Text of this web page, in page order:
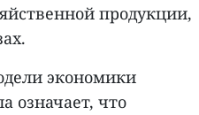
продукции,
экономики
означает, что